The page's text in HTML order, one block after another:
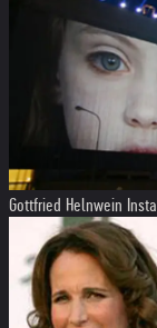
Gottfried Helnwein